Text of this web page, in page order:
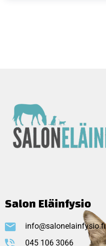
Salon Eläinfysio
info@salonelainfysio.fi
045 106 3066